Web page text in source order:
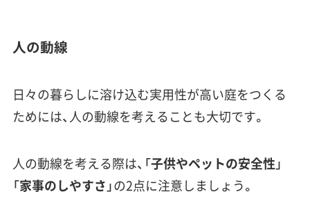
人の動線
日々の暮らしに溶け込む実用性が高い庭をつくる
ためには、人の動線を考えることも大切です。
人の動線を考える際は、「子供やペットの安全性」
「家事のしやすさ 」の2点に注意しましょう。